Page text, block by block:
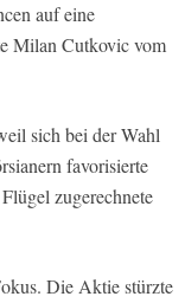
auf eine
Milan Cutkovic vom
sich bei der Wahl
favorisierte
zugerechnete
Die Aktie stürzte